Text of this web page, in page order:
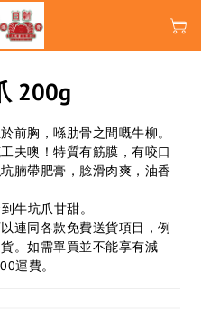
200g
前胸，喺肋骨之間嘅牛柳。
夫噢！特質有筋膜，有咬口
腩帶肥膏，腍滑肉爽，油香
牛坑爪甘甜。
連同各款免費送貨項目，例
。如需單買並不能享有減
運費。